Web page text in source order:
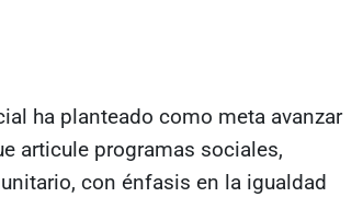
ha planteado como meta avanzar
articule programas sociales,
con énfasis en la igualdad